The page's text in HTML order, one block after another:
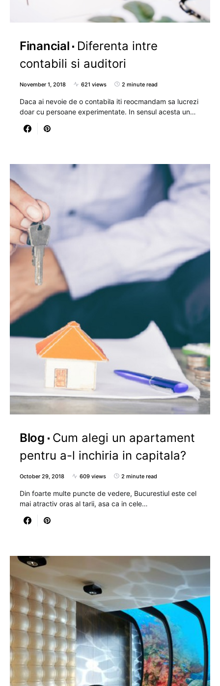
Financial
Diferenta intre
contabili si auditori
November 1, 2018 621 views 2 minute read
Daca ai nevoie de o contabila iti reocmandam sa lucrezi
doar cu persoane experimentate. In sensul acesta un…
Blog
Cum alegi un apartament
pentru a-l inchiria in capitala?
October 29, 2018 609 views 2 minute read
Din foarte multe puncte de vedere, Bucurestiul este cel
mai atractiv oras al tarii, asa ca in cele…